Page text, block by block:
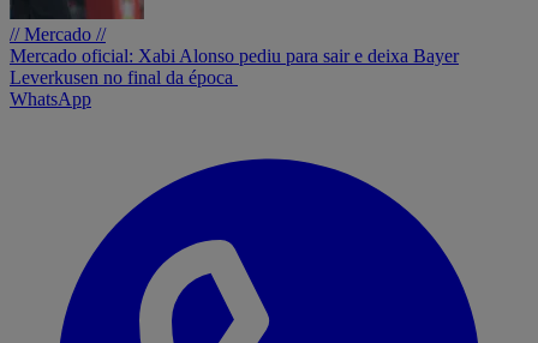
// Mercado //
Mercado oficial: Xabi Alonso pediu para sair e deixa Bayer
Leverkusen no final da época
WhatsApp